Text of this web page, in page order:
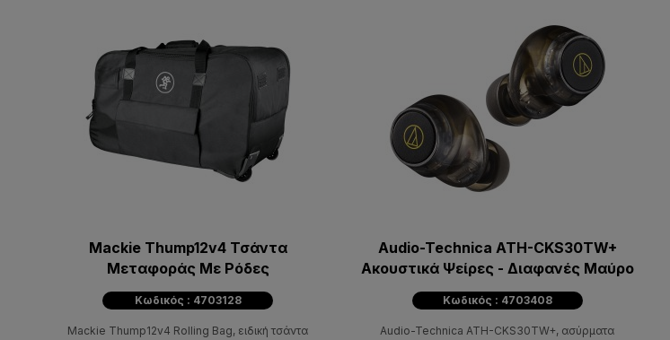
Mackie Thump12v4 Τσάντα
Μεταφοράς Με Ρόδες
Κωδικός : 4703128
Mackie Thump12v4 Rolling Bag, ειδική τσάντα
Audio-Technica ATH-CKS30TW+
Ακουστικά Ψείρες - Διαφανές Μαύρο
Κωδικός : 4703408
Audio-Technica ATH-CKS30TW+, ασύρματα